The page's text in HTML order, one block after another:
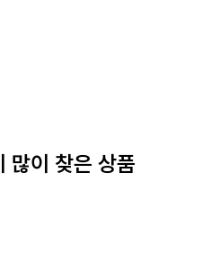
많이 찾은 상품